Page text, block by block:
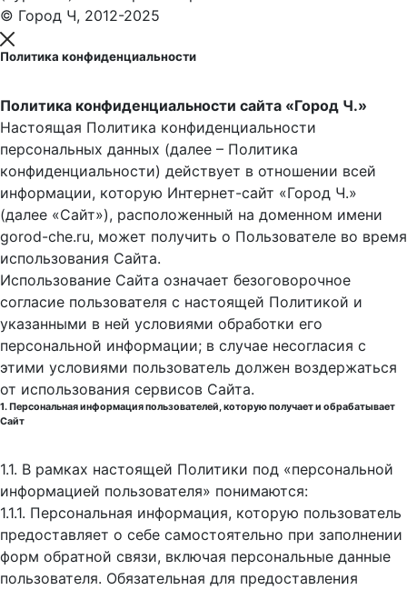
© Город Ч, 2012-2025
Политика конфиденциальности
Политика конфиденциальности сайта «Город Ч.»
Настоящая Политика конфиденциальности
персональных данных (далее – Политика
конфиденциальности) действует в отношении всей
информации, которую Интернет-сайт «Город Ч.»
(далее «Сайт»), расположенный на доменном имени
gorod-che.ru, может получить о Пользователе во время
использования Cайта.
Использование Сайта означает безоговорочное
согласие пользователя с настоящей Политикой и
указанными в ней условиями обработки его
персональной информации; в случае несогласия с
этими условиями пользователь должен воздержаться
от использования сервисов Сайта.
1. Персональная информация пользователей, которую получает и обрабатывает
Сайт
1.1. В рамках настоящей Политики под «персональной
информацией пользователя» понимаются:
1.1.1. Персональная информация, которую пользователь
предоставляет о себе самостоятельно при заполнении
форм обратной связи, включая персональные данные
пользователя. Обязательная для предоставления